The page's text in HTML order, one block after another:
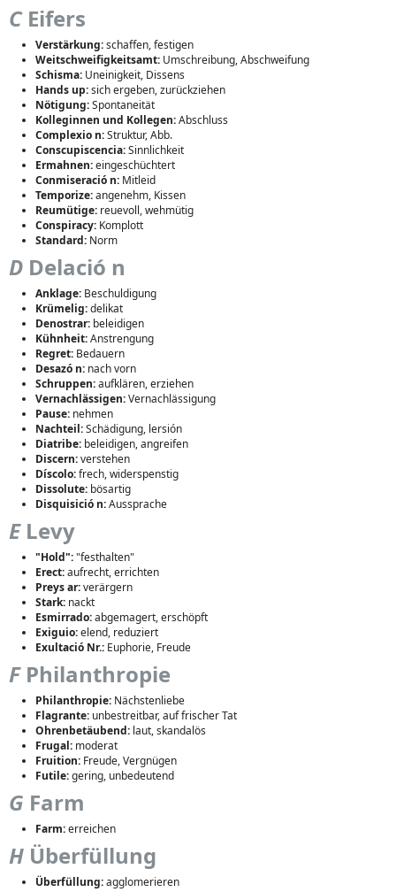
CEifers
Verstärkung:schaffen, festigen
Weitschweifigkeitsamt: Umschreibung, Abschweifung
Schisma: Uneinigkeit, Dissens
Hands up:sich ergeben, zurückziehen
Nötigung:Spontaneität
Kolleginnen und Kollegen:Abschluss
Complexio n:Struktur, Abb.
Conscupiscencia:Sinnlichkeit
Ermahnen:eingeschüchtert
Conmiseració n: Mitleid
Temporize:angenehm, Kissen
Reumütige: reuevoll, wehmütig
Conspiracy: Komplott
Standard: Norm
D Delació n
Anklage: Beschuldigung
Krümelig:delikat
Denostrar: beleidigen
Kühnheit:Anstrengung
Regret: Bedauern
Desazó n: nach vorn
Schruppen:aufklären, erziehen
Vernachlässigen:Vernachlässigung
Pause: nehmen
Nachteil:Schädigung, lersión
Diatribe: beleidigen, angreifen
Discern:verstehen
Díscolo:frech, widerspenstig
Dissolute: bösartig
Disquisició n:Aussprache
ELevy
"Hold":"festhalten"
Erect:aufrecht, errichten
Preys ar:verärgern
Stark: nackt
Esmirrado:abgemagert, erschöpft
Exiguio:elend, reduziert
Exultació Nr.: Euphorie, Freude
FPhilanthropie
Philanthropie: Nächstenliebe
Flagrante: unbestreitbar, auf frischer Tat
Ohrenbetäubend: laut, skandalös
Frugal: moderat
Fruition: Freude, Vergnügen
Futile:gering, unbedeutend
G Farm
Farm:erreichen
H Überfüllung
Überfüllung:agglomerieren